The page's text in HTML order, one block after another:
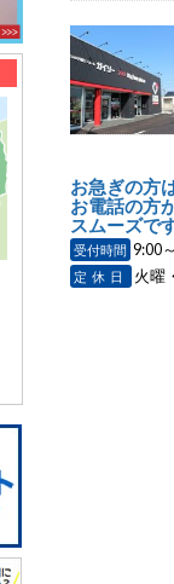
お急ぎの方
お電話の方
スムーズで
受付時間 9:00
定休日 火曜